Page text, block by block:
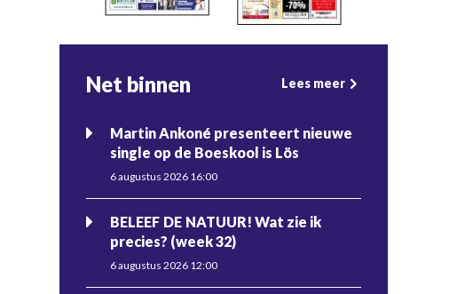
Net binnen Lees meer
Martin Ankoné presenteert nieuwe
single op de Boeskool is Lös
6 augustus 2026 16:00
BELEEF DE NATUUR! Wat zie ik
precies? (week 32)
6 augustus 2026 12:00